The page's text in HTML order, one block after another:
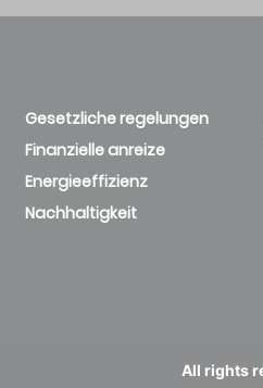
Gesetzliche regelungen
Finanzielle anreize
Energieeffizienz
Nachhaltigkeit
All rights